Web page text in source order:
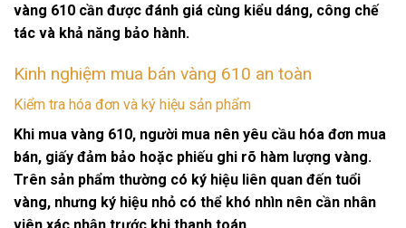
vàng 610 cần được đánh giá cùng kiểu dáng, công chế
tác và khả năng bảo hành.
Kinh nghiệm mua bán vàng 610 an toàn
Kiểm tra hóa đơn và ký hiệu sản phẩm
Khi mua vàng 610, người mua nên yêu cầu hóa đơn mua
bán, giấy đảm bảo hoặc phiếu ghi rõ hàm lượng vàng.
Trên sản phẩm thường có ký hiệu liên quan đến tuổi
vàng, nhưng ký hiệu nhỏ có thể khó nhìn nên cần nhân